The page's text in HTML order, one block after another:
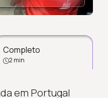
Completo
2 min
em Portugal